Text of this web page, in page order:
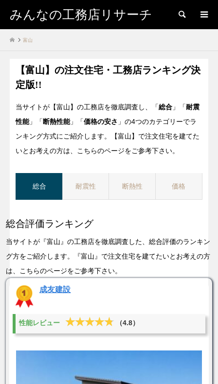
みんなの工務店リサーチ 検索
富山
【富山】の注文住宅・工務店ランキング決
定版!!
当サイトが【富山】の工務店を徹底調査し、「総合 」「耐震
性能」「 断熱性能」「価格の安さ 」の4つのカテゴリーでラ
ンキング方式にご紹介します。【富山】で注文住宅を建てた
いとお考えの方は、こちらのページをご参考下さい。
総合 耐震性 断熱性 価格
総合評価ランキング
当サイトが『富山』の工務店を徹底調査した、総合評価のランキン
グ方をご紹介します。『富山』で注文住宅を建てたいとお考えの方
は、こちらのページをご参考下さい。
成友建設
性能レビュー ★★★★★
★★★★★ （4.8）